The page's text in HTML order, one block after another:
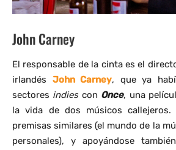
John Carney
El responsable de la cinta es el
irlandés John Carney, que ya
sectores indiescon Once, una
la vida de dos músicos callejeros.
premisas similares (el mundo de la
personales), y apoyándose